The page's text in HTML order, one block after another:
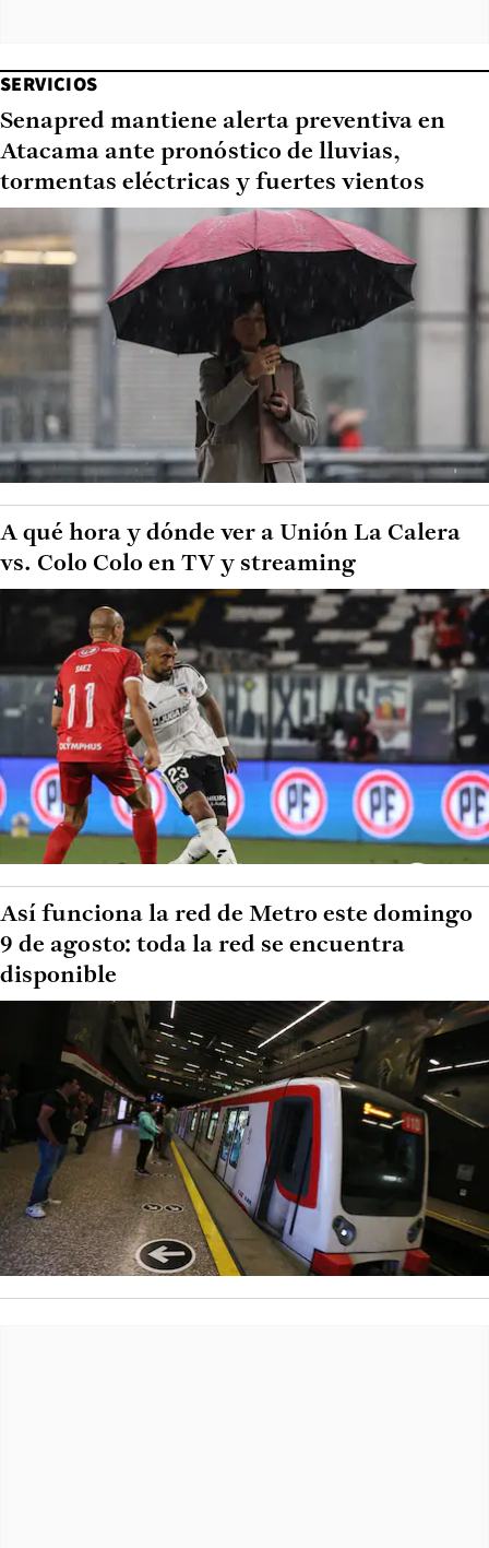
SERVICIOS
Senapred mantiene alerta preventiva en
Atacama ante pronóstico de lluvias,
tormentas eléctricas y fuertes vientos
A qué hora y dónde ver a Unión La Calera
vs. Colo Colo en TV y streaming
Así funciona la red de Metro este domingo
9 de agosto: toda la red se encuentra
disponible